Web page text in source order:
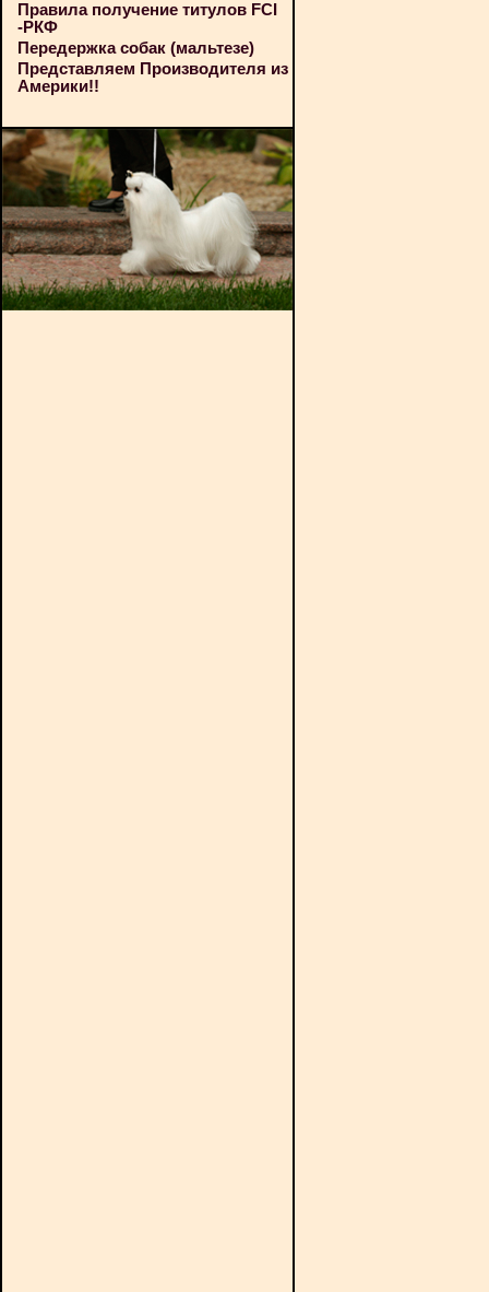
Правила получение титулов FCI
-РКФ
Передержка собак (мальтезе)
Представляем Производителя из
Америки!!